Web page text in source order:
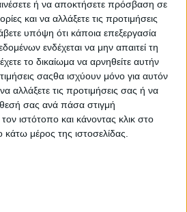
ή να αποκτήσετε πρόσβαση σε
και να αλλάξετε τις προτιμήσεις
υπόψη ότι κάποια επεξεργασία
ενδέχεται να μην απαιτεί τη
το δικαίωμα να αρνηθείτε αυτήν
σαςθα ισχύουν μόνο για αυτόν
αλλάξετε τις προτιμήσεις σας ή να
σας ανά πάσα στιγμή
ιστότοπο και κάνοντας κλικ στο
μέρος της ιστοσελίδας.
παρέχοντας υψηλού
υποστήριξης,
με αξιοπιστία και
τεχνογνωσία, εργαλεία και
γενιάς, ο Γιάννης
θέση να εξασφαλίζει το
για την μοτοσυκλέτα σας σε
τιμές. Παράλληλα, στον χώρο
να βρείτε επιλεγμένα